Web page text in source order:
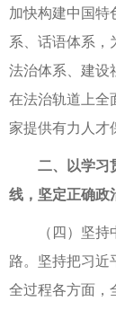
加快构建中国特
系、话语体系，
法治体系、建设
在法治轨道上全
家提供有力人才
二、以学习
线，坚定正确政
（四）坚
路。坚持把习近
全过程各方面，